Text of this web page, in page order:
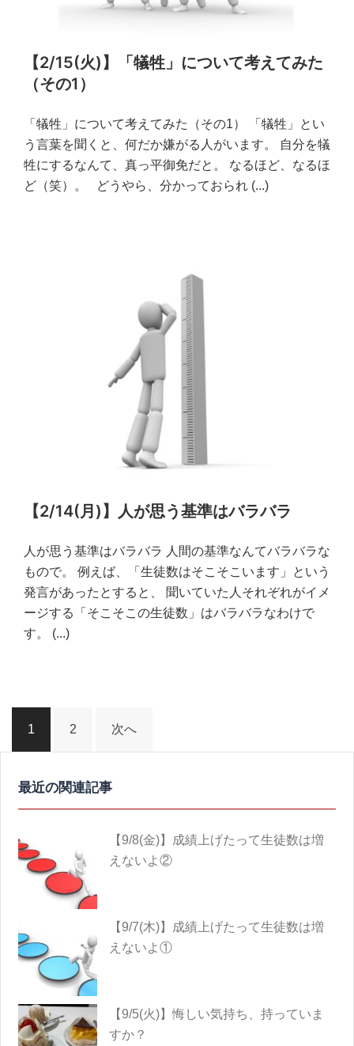
【2/15(火)】「犠牲」について考えてみた
（その1）
「犠牲」について考えてみた（その1） 「犠牲」とい
う言葉を聞くと、何だか嫌がる人がいます。 自分を犠
牲にするなんて、真っ平御免だと。 なるほど、なるほ
ど（笑）。 どうやら、分かっておられ (...)
【2/14(月)】人が思う基準はバラバラ
人が思う基準はバラバラ 人間の基準なんてバラバラな
もので。 例えば、「生徒数はそこそこいます」という
発言があったとすると、 聞いていた人それぞれがイメ
ージする「そこそこの生徒数」はバラバラなわけで
す。 (...)
稿
ビ
ゲ
シ
ョ
1 2 次へ
【9/8(金)】成績上げたって生徒数は増
えないよ②
【9/7(木)】成績上げたって生徒数は増
えないよ①
【9/5(火)】悔しい気持ち、持っていま
すか？